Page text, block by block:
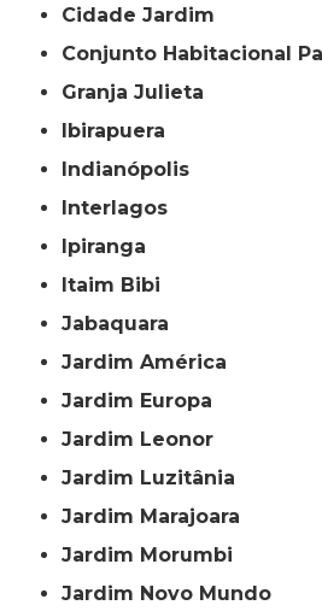
Cidade Jardim
Conjunto Habitacional
Granja Julieta
Ibirapuera
Indianópolis
Interlagos
Ipiranga
Itaim Bibi
Jabaquara
Jardim América
Jardim Europa
Jardim Leonor
Jardim Luzitânia
Jardim Marajoara
Jardim Morumbi
Jardim Novo Mundo